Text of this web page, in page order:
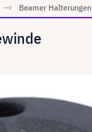
Beamer Halterungen